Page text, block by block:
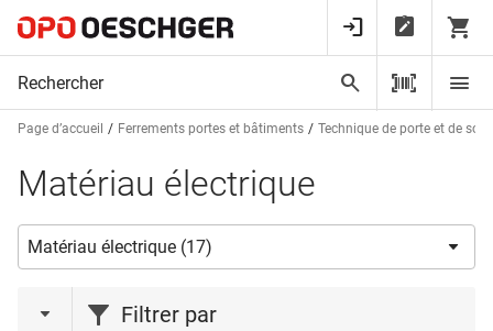
Page d’accueil Ferrements portes et bâtiments Technique de porte et de
Matériau électrique
Filtrer par